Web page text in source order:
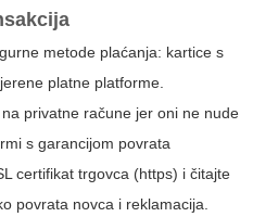
metode plaćanja: kartice s
platne platforme.
privatne račune jer oni ne nude
s garancijom povrata
certifikat trgovca (https) i čitajte
povrata novca i reklamacija.